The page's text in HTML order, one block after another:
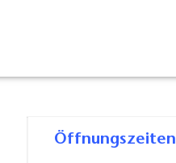
Öffnungszeiten